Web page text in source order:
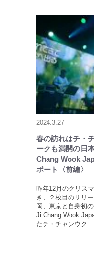
2024.3.27
春の訪れはチ・
ークも満開の日
Chang Wook
ポート〈前編〉
昨年12月のクリス
き、２枚目のリリ
岡、東京と自身初
Ji Chang Wook
たチ・チャンウク…